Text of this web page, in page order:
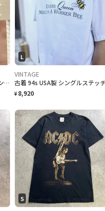
古着 ボロ フェード Carhartt ロンＴ 長袖Tシャツ ダメージ ポケット
L
VINTAGE
¥ 8,920
S